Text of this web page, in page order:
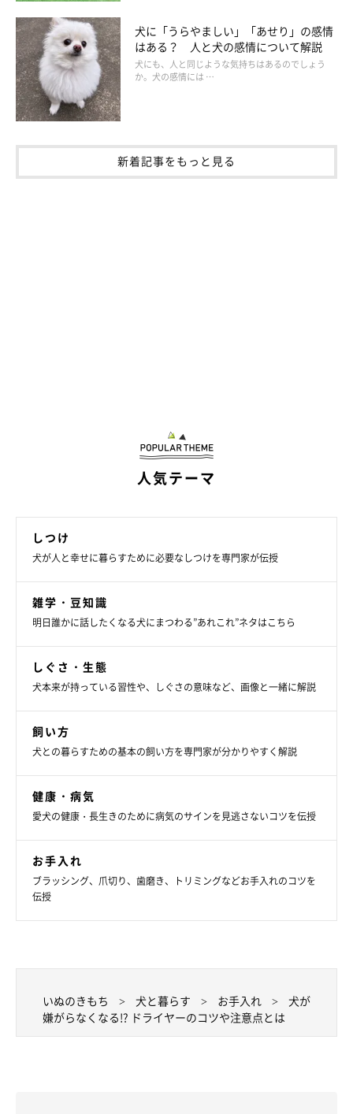
ら、しっかりと乾かしてあげましょう。
いぬのきもち投稿写真ギャラリー
ドライが終わったら、毛の流れに沿って全体的にコームを通し、
最終チェックすることも大切です。
長毛種の場合は、最後に冷風を当てて、毛の別れ方を見るのもよ
いでしょう。このとき、毛がしっかりと散ったら、乾いている証
拠です。
ちなみに、ドライヤーをかけ忘れやすい箇所は、指の間や内股、
わきの下、お腹あたりです。生乾きになっていないか、しっかり
と確認しましょう。
犬に「うらやましい」「あせり」の感情
はある？ 人と犬の感情について解説
犬にも、人と同じような気持ちはあるのでしょう
か。犬の感情には …
新着記事をもっと見る
人気テーマ
しつけ
犬が人と幸せに暮らすために必要なしつけを専門家が伝授
雑学・豆知識
明日誰かに話したくなる犬にまつわる”あれこれ”ネタはこちら
しぐさ・生態
犬本来が持っている習性や、しぐさの意味など、画像と一緒に解説
飼い方
犬との暮らすための基本の飼い方を専門家が分かりやすく解説
健康・病気
愛犬の健康・長生きのために病気のサインを見逃さないコツを伝授
お手入れ
ブラッシング、爪切り、歯磨き、トリミングなどお手入れのコツを
伝授
いぬのきもち 犬と暮らす お手入れ
犬が
嫌がらなくなる!? ドライヤーのコツや注意点とは